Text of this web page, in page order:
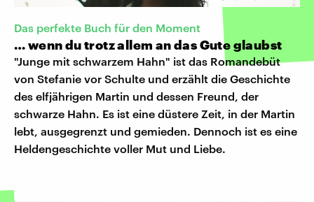
Das perfekte Buch für den Moment
… wenn du trotz allem an das Gute glaubst
"Junge mit schwarzem Hahn" ist das Romandebüt
von Stefanie vor Schulte und erzählt die Geschichte
des elfjährigen Martin und dessen Freund, der
schwarze Hahn. Es ist eine düstere Zeit, in der Martin
lebt, ausgegrenzt und gemieden. Dennoch ist es eine
Heldengeschichte voller Mut und Liebe.